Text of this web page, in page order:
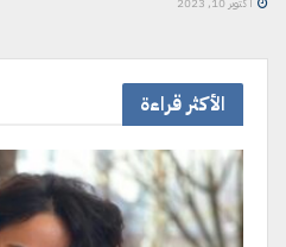
الأكثر قراءة